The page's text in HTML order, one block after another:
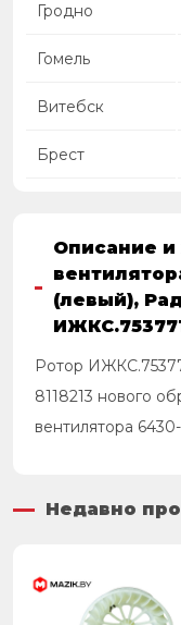
Гродно
Гомель
Витебск
Брест
Описание и
(левый),
Ротор
8118213 нового
вентилятора
Недавно